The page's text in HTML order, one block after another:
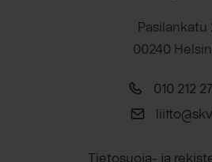
Pasilankatu
00240
010 212
Tietosuoja- ja